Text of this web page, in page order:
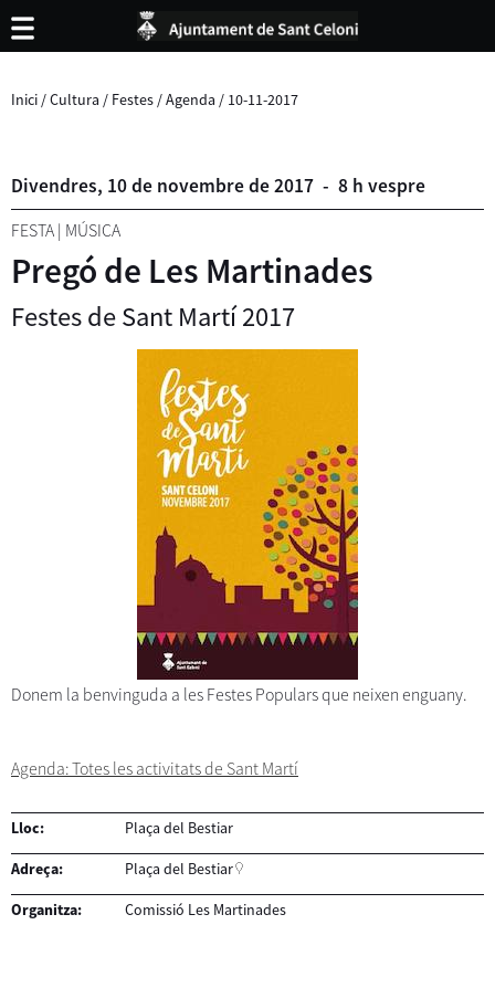
Inici /Cultura / Festes /Agenda / 10-11-2017
Divendres, 10de novembrede2017 - 8 h vespre
FESTA | MÚSICA
Pregó de Les Martinades
Festes de Sant Martí 2017
Donem la benvinguda a les Festes Populars que neixen enguany.
Agenda: Totes les activitats de Sant Martí
Lloc: Plaça del Bestiar
Adreça: Plaça del Bestiar
Organitza: Comissió Les Martinades